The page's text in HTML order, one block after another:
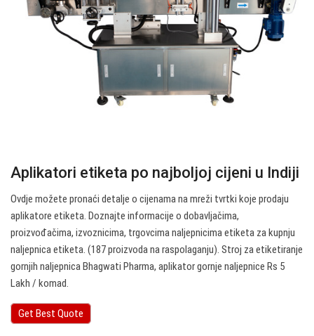
Aplikatori etiketa po najboljoj cijeni u Indiji
Ovdje možete pronaći detalje o cijenama na mreži tvrtki koje prodaju
aplikatore etiketa. Doznajte informacije o dobavljačima,
proizvođačima, izvoznicima, trgovcima naljepnicima etiketa za kupnju
naljepnica etiketa. (187 proizvoda na raspolaganju). Stroj za etiketiranje
gornjih naljepnica Bhagwati Pharma, aplikator gornje naljepnice Rs 5
Lakh / komad.
Get Best Quote